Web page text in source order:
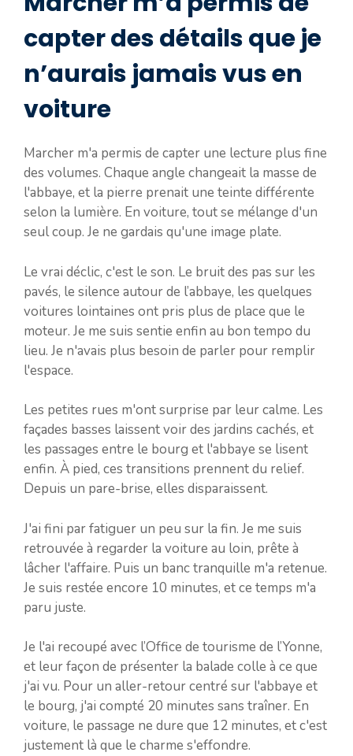
capter des détails que je
n’aurais jamais vus en
voiture
Marcher m'a permis de capter une lecture plus fine
des volumes. Chaque angle changeait la masse de
l'abbaye, et la pierre prenait une teinte différente
selon la lumière. En voiture, tout se mélange d'un
seul coup. Je ne gardais qu'une image plate.
Le vrai déclic, c'est le son. Le bruit des pas sur les
pavés, le silence autour de l’abbaye, les quelques
voitures lointaines ont pris plus de place que le
moteur. Je me suis sentie enfin au bon tempo du
lieu. Je n'avais plus besoin de parler pour remplir
l'espace.
Les petites rues m'ont surprise par leur calme. Les
façades basses laissent voir des jardins cachés, et
les passages entre le bourg et l'abbaye se lisent
enfin. À pied, ces transitions prennent du relief.
Depuis un pare-brise, elles disparaissent.
J'ai fini par fatiguer un peu sur la fin. Je me suis
retrouvée à regarder la voiture au loin, prête à
lâcher l'affaire. Puis un banc tranquille m'a retenue.
Je suis restée encore 10 minutes, et ce temps m'a
paru juste.
Je l'ai recoupé avec l’Office de tourisme de l’Yonne,
et leur façon de présenter la balade colle à ce que
j'ai vu. Pour un aller-retour centré sur l'abbaye et
le bourg, j'ai compté 20 minutes sans traîner. En
voiture, le passage ne dure que 12 minutes, et c'est
justement là que le charme s'effondre.